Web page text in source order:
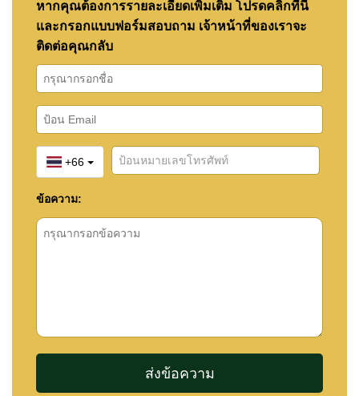
หากคุณต้องการรายละเอียดเพิ่มเติม โปรดคลิกที่นี่
และกรอกแบบฟอร์มสอบถาม เจ้าหน้าที่ของเราจะ
ติดต่อคุณกลับ
+66
ข้อความ: